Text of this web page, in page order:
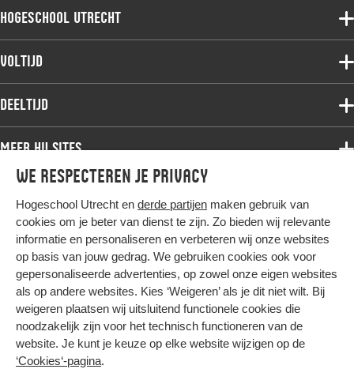
We respecteren je privacy
Hogeschool Utrecht en derde partijen maken gebruik van
cookies om je beter van dienst te zijn. Zo bieden wij relevante
informatie en personaliseren en verbeteren wij onze websites
op basis van jouw gedrag. We gebruiken cookies ook voor
gepersonaliseerde advertenties, op zowel onze eigen websites
als op andere websites. Kies ‘Weigeren’ als je dit niet wilt. Bij
weigeren plaatsen wij uitsluitend functionele cookies die
noodzakelijk zijn voor het technisch functioneren van de
website. Je kunt je keuze op elke website wijzigen op de
‘Cookies‘-pagina.
Hogeschool Utrecht
Voltijdopleidingen
Deeltijdopleidingen
Onderzoek
Werken bij de HU
Contact
Voltijd
Associate degree
Bachelor
Master
Studiekeuze voltijd
Deeltijd
Associate degree
Bachelor
Master
Post-master
Studiekeuze deeltijd
Meer HU sites
HU International
HU Bibliotheek
HU Ontwikkelt
Duurzame HU
Intranet
Trajectum
Hier komt alles samen
Colofon
Privacy
Cookies